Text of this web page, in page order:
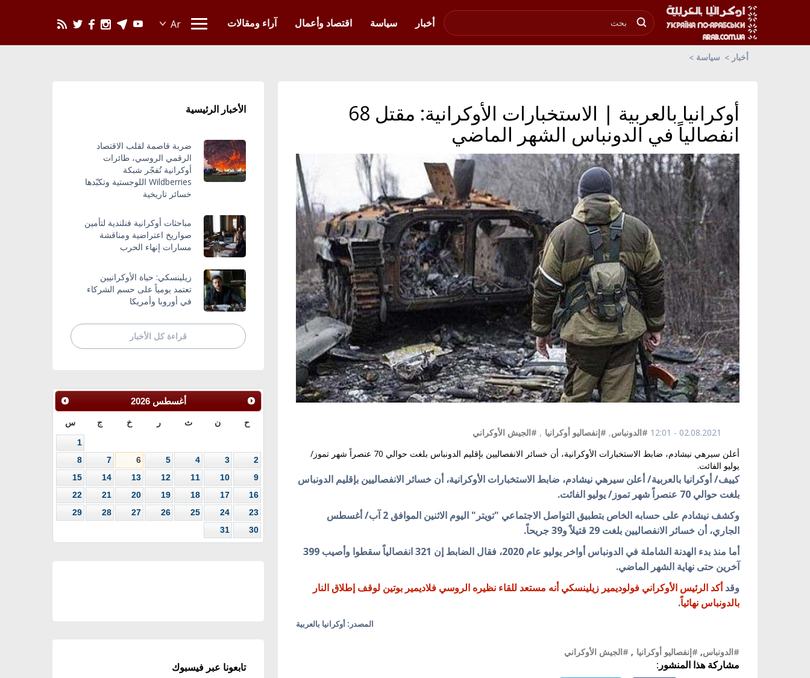
أخبار
سياسة اقتصاد وأعمال آراء ومقالات
أخبار سياسة
أوكرانيا بالعربية | الاستخبارات الأوكرانية: مقتل 68
انفصالياً في الدونباس الشهر الماضي
02.08.2021 - 12:01 #الدونباس, #إنفصاليو أوكرانيا , #الجيش الأوكراني
أعلن سيرهي نيشادم، ضابط الاستخبارات الأوكرانية، أن خسائر الانفصاليين بإقليم الدونباس بلغت حوالي 70 عنصراً شهر تموز/
يوليو الفائت.
كييف/ أوكرانيا بالعربية/ أعلن سيرهي نيشادم، ضابط الاستخبارات الأوكرانية، أن خسائر الانفصاليين بإقليم الدونباس
بلغت حوالي 70 عنصراً شهر تموز/ يوليو الفائت.
وكشف نيشادم على حسابه الخاص بتطبيق التواصل الاجتماعي "تويتر" اليوم الاثنين الموافق 2 آب/ أغسطس
الجاري، أن خسائر الانفصاليين بلغت 29 قتيلاً و39 جريحاً.
أما منذ بدء الهدنة الشاملة في الدونباس أواخر يوليو عام 2020، فقال الضابط إن 321 انفصالياً سقطوا وأصيب 399
آخرين حتى نهاية الشهر الماضي.
وقدأكد الرئيس الأوكراني فولوديمير زيلينسكي أنه مستعد للقاء نظيره الروسي فلاديمير بوتين لوقف إطلاق النار
بالدونباس نهائياً.
المصدر: أوكرانيا بالعربية
#الدونباس, #إنفصاليو أوكرانيا , #الجيش الأوكراني
مشاركة هذا المنشور:
الأخبار الرئيسية
ضربة قاصمة لقلب الاقتصاد
الرقمي الروسي، طائرات
أوكرانية تُفجّر شبكة
Wildberries اللوجستية وتكبّدها
خسائر تاريخية
مباحثات أوكرانية فنلندية لتأمين
صواريخ اعتراضية ومناقشة
مسارات إنهاء الحرب
زيلينسكي: حياة الأوكرانيين
تعتمد يومياً على حسم الشركاء
في أوروبا وأمريكا
قراءة كل الأخبار
أغسطس 2026
ح ن ث ر خ ج س
1
2
3
4
5
6
7
8
9
10
11
12
13
14
15
16
17
18
19
20
21
22
23
24
25
26
27
28
29
30
31
تابعونا عبر فيسبوك